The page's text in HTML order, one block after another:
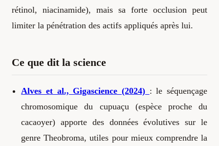
rétinol, niacinamide), mais sa forte occlusion peut
limiter la pénétration des actifs appliqués après lui.
Ce que dit la science
Alves et al., Gigascience (2024) : le séquençage
chromosomique du cupuaçu (espèce proche du
cacaoyer) apporte des données évolutives sur le
genre Theobroma, utiles pour mieux comprendre la